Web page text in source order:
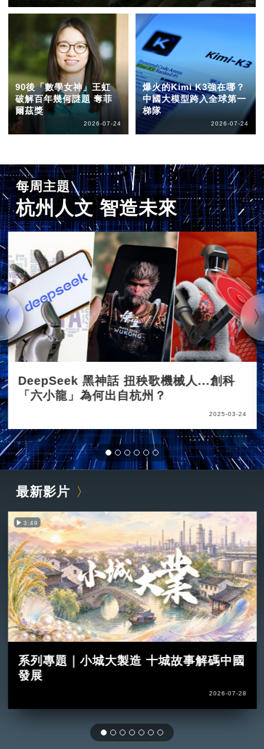
90後「數學女神」王虹
破解百年幾何謎題 奪菲
爾茲獎
2026-07-24
爆火的Kimi K3強在哪？
中國大模型跨入全球第一
梯隊
2026-07-24
每周主題
杭州人文 智造未來
DeepSeek 黑神話 扭秧歌機械人...創科
「六小龍」為何出自杭州？
2025-03-24
最新影片
3:49
系列專題｜小城大製造 十城故事解碼中國
發展
2026-07-28